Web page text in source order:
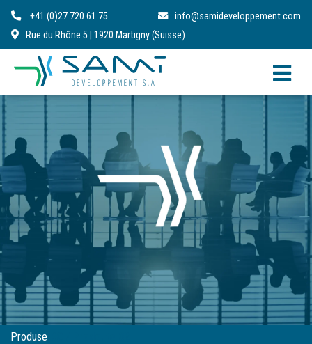
+41 (0)27 720 61 75
info@samideveloppement.com
Rue du Rhône 5 | 1920 Martigny (Suisse)
FR EN
Produse